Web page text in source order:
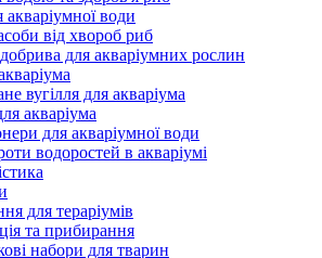
акваріумної води
від хвороб риб
для акваріумних рослин
вугілля для акваріума
акваріума
для акваріумної води
водоростей в акваріумі
для тераріумів
та прибирання
набори для тварин